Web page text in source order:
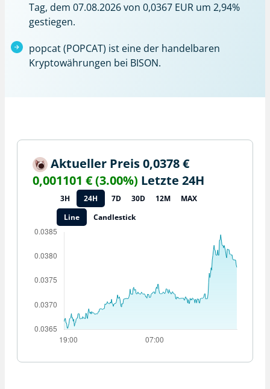
Tag, dem 07.08.2026 von 0,0367 EUR um 2,94%
gestiegen.
popcat (POPCAT) ist eine der handelbaren
Kryptowährungen bei BISON.
Aktueller Preis 0,0378 €
0,001101 € (3.00%) Letzte 24H
3H 24H 7D 30D 12M
MAX
Line
Candlestick